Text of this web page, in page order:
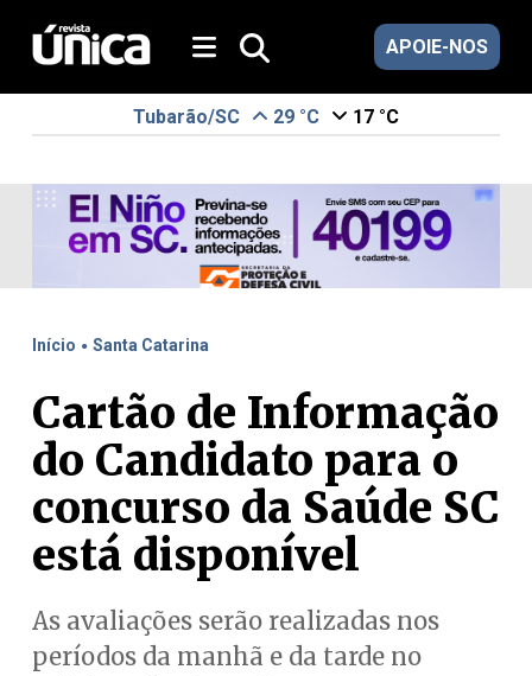
APOIE-NOS
Tubarão/SC 29 °C 17 °C
Início . Santa Catarina
Cartão de Informação
do Candidato para o
concurso da Saúde SC
está disponível
As avaliações serão realizadas nos
períodos da manhã e da tarde no